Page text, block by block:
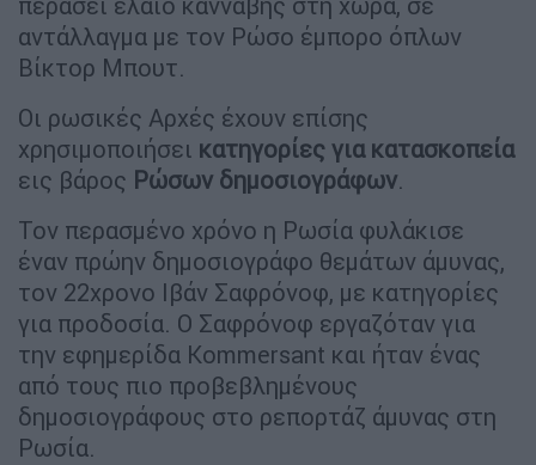
αντάλλαγμα με τον Ρώσο έμπορο όπλων
Βίκτορ Μπουτ.
Οι ρωσικές Αρχές έχουν επίσης
χρησιμοποιήσει κατηγορίες για κατασκοπεία
εις βάρος Ρώσων δημοσιογράφων.
Τον περασμένο χρόνο η Ρωσία φυλάκισε
έναν πρώην δημοσιογράφο θεμάτων άμυνας,
τον 22χρονο Ιβάν Σαφρόνοφ, με κατηγορίες
για προδοσία. Ο Σαφρόνοφ εργαζόταν για
την εφημερίδα Kommersant και ήταν ένας
από τους πιο προβεβλημένους
δημοσιογράφους στο ρεπορτάζ άμυνας στη
Ρωσία.